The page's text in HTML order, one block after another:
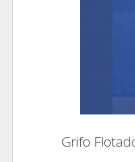
Grifo